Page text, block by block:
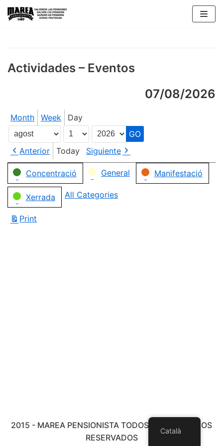
Skip
Actividades – Eventos
07/08/2026
Month Week Day
Month
Day
Year
Anterior
Today
Siguiente
Categories
Concentració General Manifestació
Xerrada All Categories
Print
2015 - MAREA PENSIONISTA TODOS LOS DERECHOS
RESERVADOS
Català